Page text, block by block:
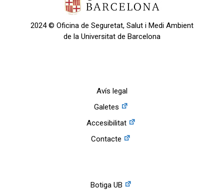
2024 © Oficina de Seguretat, Salut i Medi Ambient
de la Universitat de Barcelona
Avís legal
Galetes
Accesibilitat
Contacte
Botiga UB